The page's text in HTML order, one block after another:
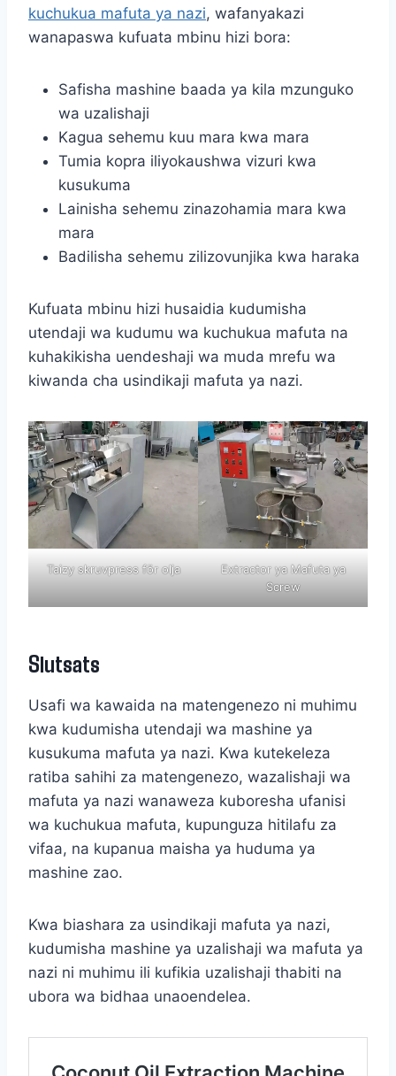
kuchukua mafuta ya nazi, wafanyakazi
wanapaswa kufuata mbinu hizi bora:
Safisha mashine baada ya kila mzunguko
wa uzalishaji
Kagua sehemu kuu mara kwa mara
Tumia kopra iliyokaushwa vizuri kwa
kusukuma
Lainisha sehemu zinazohamia mara kwa
mara
Badilisha sehemu zilizovunjika kwa haraka
Kufuata mbinu hizi husaidia kudumisha
utendaji wa kudumu wa kuchukua mafuta na
kuhakikisha uendeshaji wa muda mrefu wa
kiwanda cha usindikaji mafuta ya nazi.
Taizy skruvpress för olja
Extractor ya Mafuta ya
Screw
Slutsats
Usafi wa kawaida na matengenezo ni muhimu
kwa kudumisha utendaji wa mashine ya
kusukuma mafuta ya nazi. Kwa kutekeleza
ratiba sahihi za matengenezo, wazalishaji wa
mafuta ya nazi wanaweza kuboresha ufanisi
wa kuchukua mafuta, kupunguza hitilafu za
vifaa, na kupanua maisha ya huduma ya
mashine zao.
Kwa biashara za usindikaji mafuta ya nazi,
kudumisha mashine ya uzalishaji wa mafuta ya
nazi ni muhimu ili kufikia uzalishaji thabiti na
ubora wa bidhaa unaoendelea.